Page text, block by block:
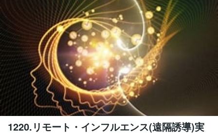
1220.リモート・インフルエンス(遠隔誘導)実